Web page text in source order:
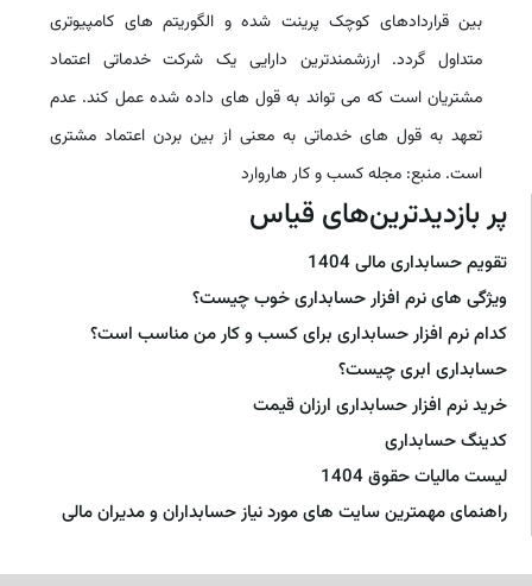
بین قراردادهای کوچک پرینت شده و الگوریتم های کامپیوتری
متداول گردد. ارزشمندترین دارایی یک شرکت خدماتی اعتماد
مشتریان است که می تواند به قول های داده شده عمل کند. عدم
تعهد به قول های خدماتی به معنی از بین بردن اعتماد مشتری
است. منبع: مجله کسب و کار هاروارد
پر بازدیدترین‌های قیاس
تقویم حسابداری مالی 1404
ویژگی های نرم افزار حسابداری خوب چیست؟
کدام نرم افزار حسابداری برای کسب و کار من مناسب است؟
حسابداری ابری چیست؟
خرید نرم افزار حسابداری ارزان قیمت
کدینگ حسابداری
لیست مالیات حقوق 1404
راهنمای مهمترین سایت های مورد نیاز حسابداران و مدیران مالی